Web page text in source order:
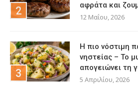
αφράτα και
12 Μαΐου, 2026
Η πιο νόστιμη
νηστείας – Το
απογειώνει τη
5 Απριλίου, 2026